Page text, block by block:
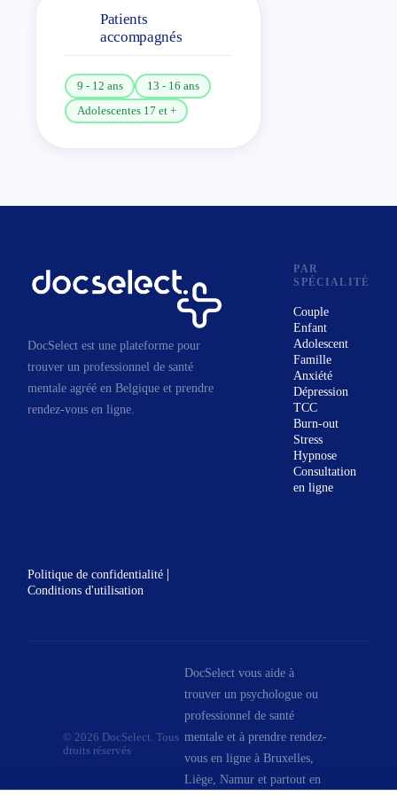
et auxquelles je crois
votre disposition. Je vous
offre, en toute bienveillance,
la possibilité de vous
coaching : un
accompagnement vers le
changement dont vous êtes
l’acteur principal, une
démarche de mise en action
qui vous mènera de la
position où vous vous trouvez
des différentes étapes
compte de vos freins. Vous
écouter, vous guider et vous
(retrouver) confiance.
Patients
accompagnés
9 - 12 ans
13 - 16 ans
Adolescentes 17 et +
DocSelect est une plateforme pour
trouver un professionnel de santé
mentale agréé en Belgique et prendre
rendez-vous en ligne.
PAR
SPÉCIALITÉ
Couple
Enfant
Adolescent
Famille
Anxiété
Dépression
TCC
Burn-out
Stress
Hypnose
Consultation
en ligne
Politique de confidentialité |
Conditions d'utilisation
© 2026 DocSelect. Tous
droits réservés
DocSelect vous aide à
trouver un psychologue ou
professionnel de santé
mentale et à prendre rendez-
vous en ligne à Bruxelles,
Liège, Namur et partout en